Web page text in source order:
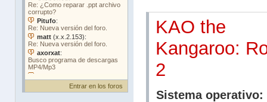
Entrar en los foros
KAO the
Kangaroo:
2
Sistema operativo: